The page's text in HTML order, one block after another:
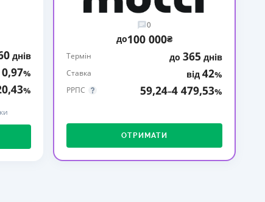
ПО
ПОЛІСИ
СТРАХОВІ
ОПЛАТА
днів
0,97%
%
0
до100 000₴
Термін до 365 днів
Ставка від 42%
РРПС 59,24–4 479,53%
ОТРИМАТИ